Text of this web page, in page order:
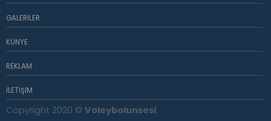
GALERILER
KÜNYE
REKLAM
İLETIŞIM
Copyright 2020 © Voleybolunsesi.